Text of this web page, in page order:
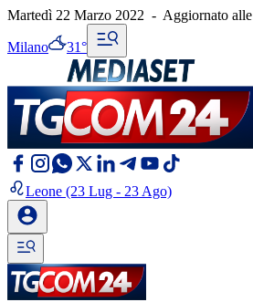
Martedì 22 Marzo 2022 - Aggiornato alle
Milano 31°
Leone (23 Lug - 23 Ago)